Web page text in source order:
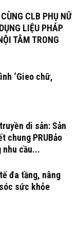
CLB PHỤ NỮ
LIỆU PHÁP
TÂM TRONG
‘Gieo chữ,
di sản: Sản
chung PRUBảo
nhu cầu...
đa tầng, nâng
sức khỏe